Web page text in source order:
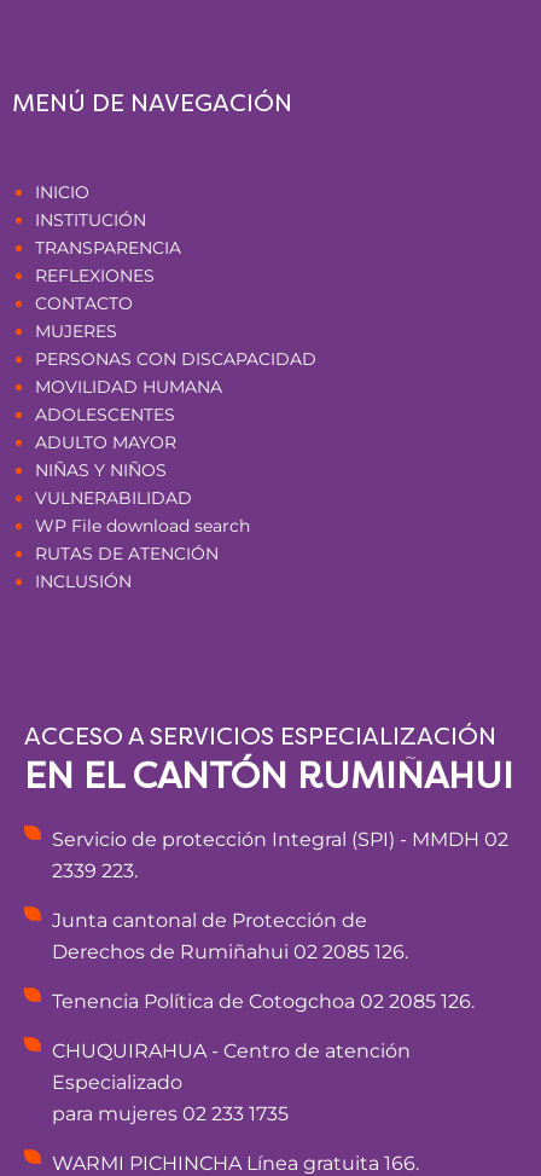
MENÚ DE NAVEGACIÓN
INICIO
INSTITUCIÓN
TRANSPARENCIA
REFLEXIONES
CONTACTO
MUJERES
PERSONAS CON DISCAPACIDAD
MOVILIDAD HUMANA
ADOLESCENTES
ADULTO MAYOR
NIÑAS Y NIÑOS
VULNERABILIDAD
WP File download search
RUTAS DE ATENCIÓN
INCLUSIÓN
ACCESO A SERVICIOS ESPECIALIZACIÓN
EN EL CANTÓN RUMIÑAHUI
Servicio de protección Integral (SPI) - MMDH 02
2339 223.
Junta cantonal de Protección de
Derechos de Rumiñahui 02 2085 126.
Tenencia Política de Cotogchoa 02 2085 126.
CHUQUIRAHUA - Centro de atención
Especializado
para mujeres 02 233 1735
WARMI PICHINCHA Línea gratuita 166.